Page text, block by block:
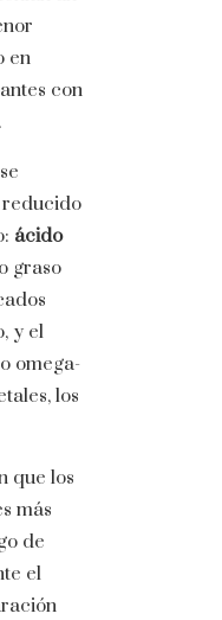
en
con
reducido
ácido
graso
y el
omega-
los
que los
más
de
el